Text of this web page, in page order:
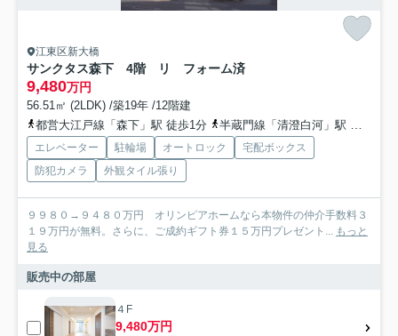
江東区新大橋
サンクタス森下 4階 リ フォーム済
9,480万円
56.51㎡ (2LDK) /築19年 /12階建
都営大江戸線「森下」駅 徒歩1分
半蔵門線「清澄白河」駅 徒歩10分
エレベーター 駐輪場 オートロック
宅配ボックス
防犯カメラ
外観タイル張り
９９８０→９４８０万円 オリンピアホームなら本物件の仲介手数料３
１９万円が無料。さらに、ご成約ギフト券１５万円プレゼント... もっと
見る
販売中の部屋
４F
9,480万円